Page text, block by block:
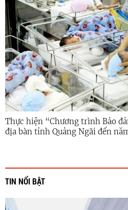
Thực hiện “Chương trình Bảo
địa bàn tỉnh Quảng Ngãi đến
TIN NỔI BẬT